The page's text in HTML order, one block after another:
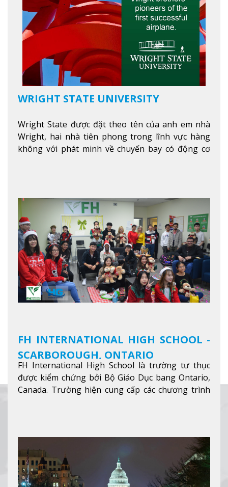
WRIGHT STATE UNIVERSITY
Wright State được đặt theo tên của anh em nhà
Wright, hai nhà tiên phong trong lĩnh vực hàng
không với phát minh về chuyến bay có động cơ
FH INTERNATIONAL HIGH SCHOOL -
SCARBOROUGH, ONTARIO
FH International High School là trường tư thục
được kiểm chứng bởi Bộ Giáo Dục bang Ontario,
Canada. Trường hiện cung cấp các chương trình
nhanh chóng môi trường học tại Canada.Xem
thêm